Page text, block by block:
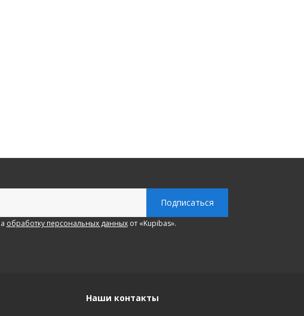
обработку персональных данныхот «Kupibas».
Наши контакты